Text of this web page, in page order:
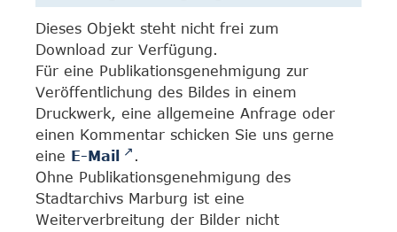
Dieses Objekt steht nicht frei zum
Download zur Verfügung.
Für eine Publikationsgenehmigung zur
Veröffentlichung des Bildes in einem
Druckwerk, eine allgemeine Anfrage oder
einen Kommentar schicken Sie uns gerne
eine E-Mail
.
Ohne Publikationsgenehmigung des
Stadtarchivs Marburg ist eine
Weiterverbreitung der Bilder nicht